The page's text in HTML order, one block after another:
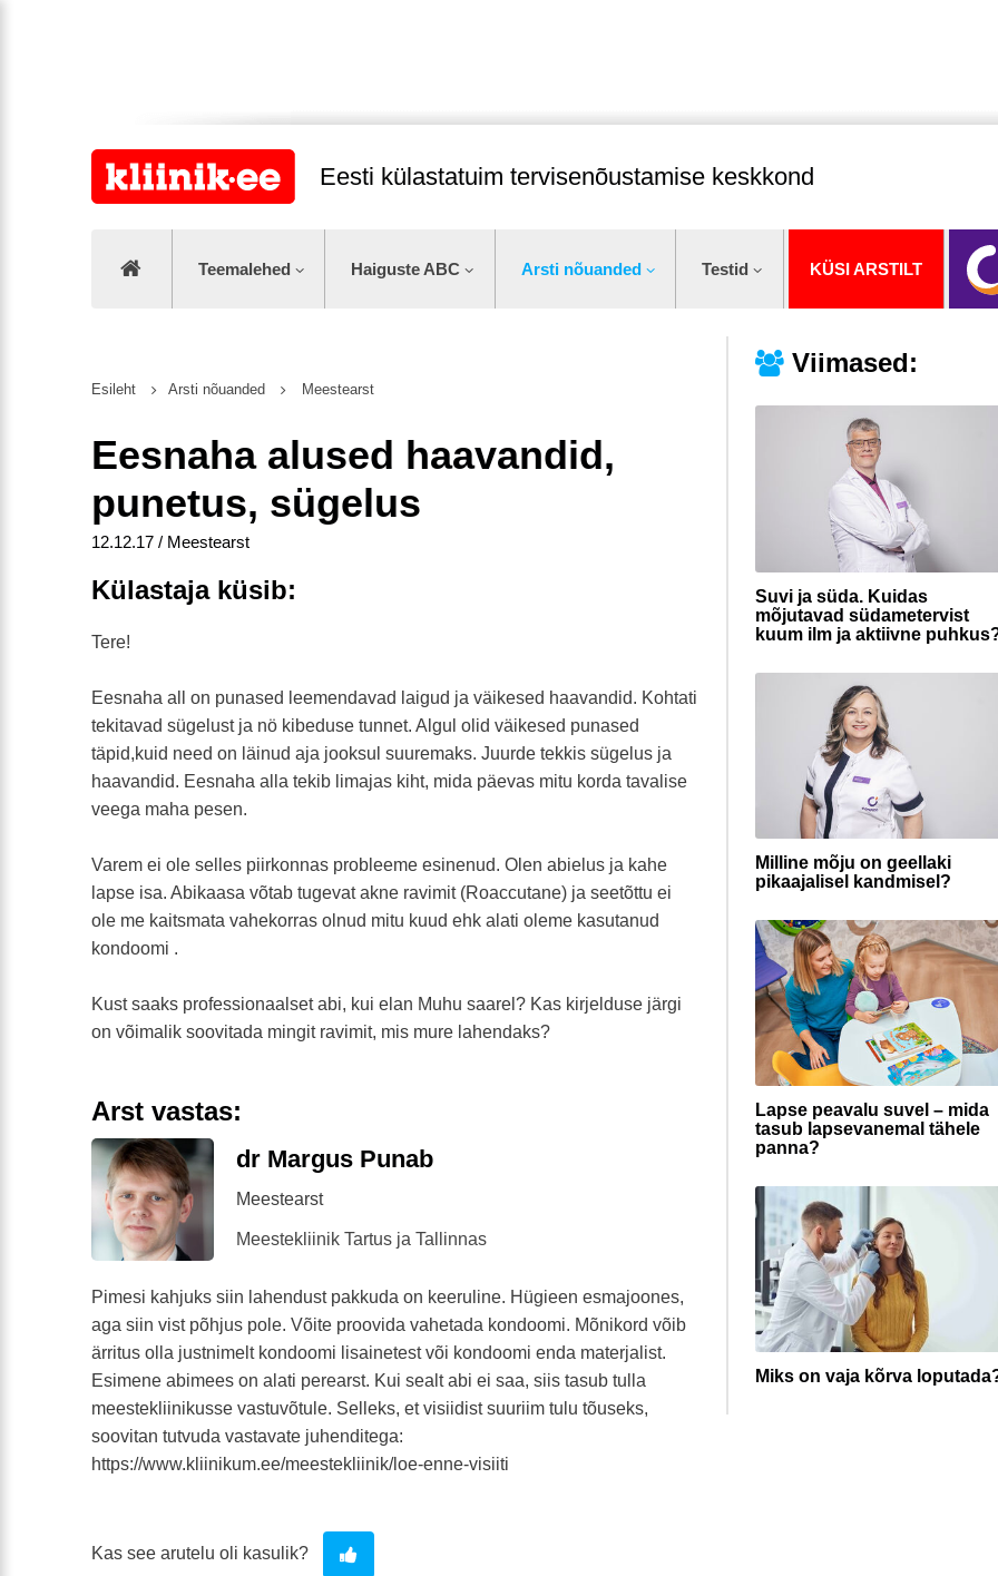
Eesti külastatuim tervisenõustamise keskkond
Teemalehed Haiguste ABC Arsti nõuanded Testid KÜSI ARSTILT
Viimased:
Suvi ja süda. Kuidas
mõjutavad südametervist
kuum ilm ja aktiivne
Milline mõju on geellaki
pikaajalisel kandmisel?
Lapse peavalu suvel – mida
tasub lapsevanemal tähele
panna?
Miks on vaja kõrva
Esileht Arsti nõuanded Meestearst
Eesnaha alused haavandid,
punetus, sügelus
12.12.17 / Meestearst
Külastaja küsib:
Tere!
Eesnaha all on punased leemendavad laigud ja väikesed haavandid. Kohtati
tekitavad sügelust ja nö kibeduse tunnet. Algul olid väikesed punased
täpid,kuid need on läinud aja jooksul suuremaks. Juurde tekkis sügelus ja
haavandid. Eesnaha alla tekib limajas kiht, mida päevas mitu korda tavalise
veega maha pesen.
Varem ei ole selles piirkonnas probleeme esinenud. Olen abielus ja kahe
lapse isa. Abikaasa võtab tugevat akne ravimit (Roaccutane) ja seetõttu ei
ole me kaitsmata vahekorras olnud mitu kuud ehk alati oleme kasutanud
kondoomi .
Kust saaks professionaalset abi, kui elan Muhu saarel? Kas kirjelduse järgi
on võimalik soovitada mingit ravimit, mis mure lahendaks?
Arst vastas:
dr Margus Punab
Meestearst
Meestekliinik Tartus ja Tallinnas
Pimesi kahjuks siin lahendust pakkuda on keeruline. Hügieen esmajoones,
aga siin vist põhjus pole. Võite proovida vahetada kondoomi. Mõnikord võib
ärritus olla justnimelt kondoomi lisainetest või kondoomi enda materjalist.
Esimene abimees on alati perearst. Kui sealt abi ei saa, siis tasub tulla
meestekliinikusse vastuvõtule. Selleks, et visiidist suuriim tulu tõuseks,
soovitan tutvuda vastavate juhenditega:
https://www.kliinikum.ee/meestekliinik/loe-enne-visiiti
Kas see arutelu oli kasulik?